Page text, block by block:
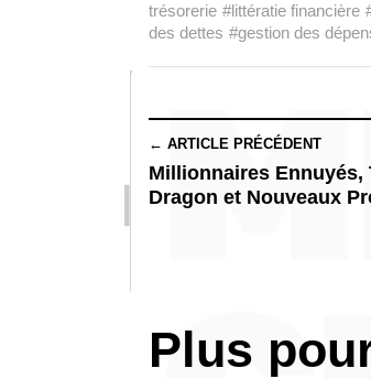
trésorerie #littératie financière
des dettes #gestion des
← ARTICLE PRÉCÉDENT
Millionnaires Ennuyés,
Dragon et Nouveaux
Plus